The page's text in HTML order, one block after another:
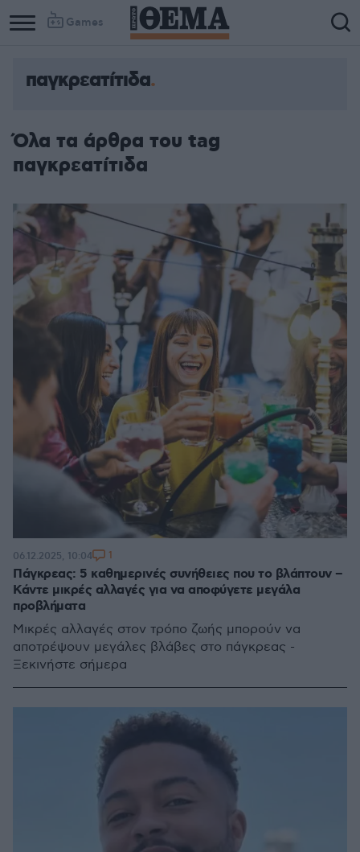
Games
παγκρεατίτιδα
Όλα τα άρθρα του tag
παγκρεατίτιδα
Πάγκρεας: 5 καθημερινές συνήθειες που το βλάπτουν –
Κάντε μικρές αλλαγές για να αποφύγετε μεγάλα
προβλήματα
Μικρές αλλαγές στον τρόπο ζωής μπορούν να
αποτρέψουν μεγάλες βλάβες στο πάγκρεας -
Ξεκινήστε σήμερα
06.12.2025, 10:04 1